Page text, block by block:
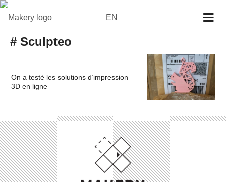
EN
# Sculpteo
On a testé les solutions d’impression
3D en ligne